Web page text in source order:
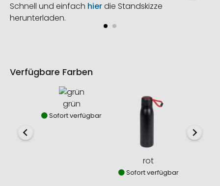
Schnell und einfach hierdie Standskizze
herunterladen.
Verfügbare Farben
grün
Sofort verfügbar
rot
Sofort verfügbar